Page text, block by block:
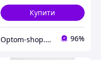
Купити
Optom-shop.com.ua - Оптовий інтернет-магазин: Одежа та взуття оптом, спідня білизна недорого 96%